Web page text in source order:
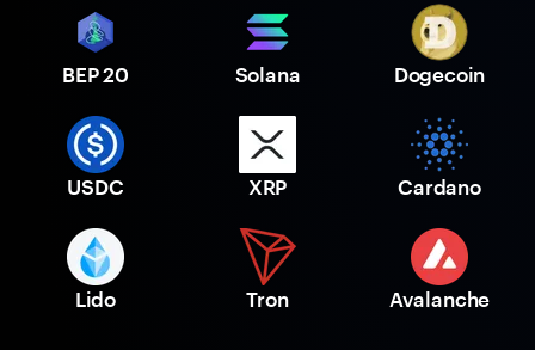
BEP 20 Solana Dogecoin
USDC XRP Cardano
Lido Tron Avalanche